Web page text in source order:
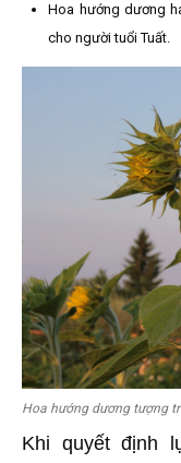
Hoa hướng dương
cho người tuổi Tuất.
Hoa hướng dương tượng
Khi quyết định